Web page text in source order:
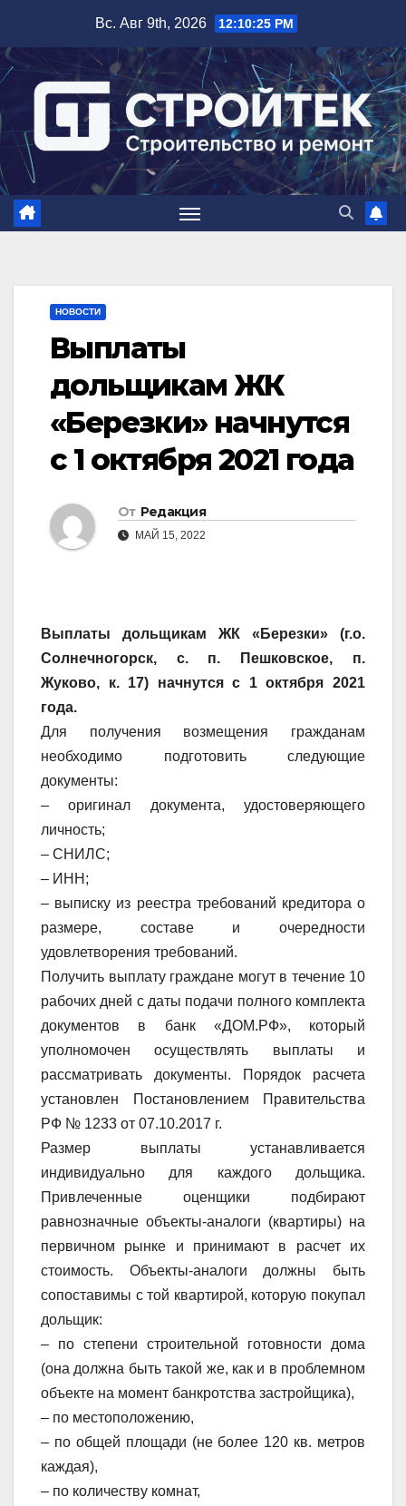
содержимому
Вс. Авг 9th, 2026 12:10:26 PM
НОВОСТИ
Выплаты
дольщикам ЖК
«Березки» начнутся
с 1 октября 2021 года
От Редакция
МАЙ 15, 2022
Выплаты дольщикам ЖК «Березки» (г.о.
Солнечногорск, с. п. Пешковское, п.
Жуково, к. 17) начнутся с 1 октября 2021
года.
Для получения возмещения гражданам
необходимо подготовить следующие
документы:
– оригинал документа, удостоверяющего
личность;
– СНИЛС;
– ИНН;
– выписку из реестра требований кредитора о
размере, составе и очередности
удовлетворения требований.
Получить выплату граждане могут в течение 10
рабочих дней с даты подачи полного комплекта
документов в банк «ДОМ.РФ», который
уполномочен осуществлять выплаты и
рассматривать документы. Порядок расчета
установлен Постановлением Правительства
РФ № 1233 от 07.10.2017 г.
Размер выплаты устанавливается
индивидуально для каждого дольщика.
Привлеченные оценщики подбирают
равнозначные объекты-аналоги (квартиры) на
первичном рынке и принимают в расчет их
стоимость. Объекты-аналоги должны быть
сопоставимы с той квартирой, которую покупал
дольщик:
– по степени строительной готовности дома
(она должна быть такой же, как и в проблемном
объекте на момент банкротства застройщика),
– по местоположению,
– по общей площади (не более 120 кв. метров
каждая),
– по количеству комнат,